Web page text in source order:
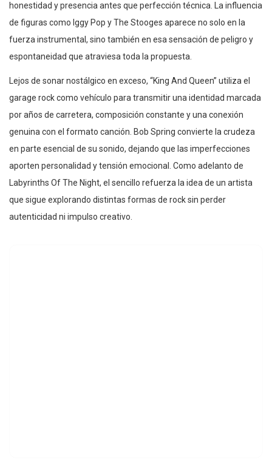
honestidad y presencia antes que perfección técnica. La influencia
de figuras como Iggy Pop y The Stooges aparece no solo en la
fuerza instrumental, sino también en esa sensación de peligro y
espontaneidad que atraviesa toda la propuesta.
Lejos de sonar nostálgico en exceso, “King And Queen” utiliza el
garage rock como vehículo para transmitir una identidad marcada
por años de carretera, composición constante y una conexión
genuina con el formato canción. Bob Spring convierte la crudeza
en parte esencial de su sonido, dejando que las imperfecciones
aporten personalidad y tensión emocional. Como adelanto de
Labyrinths Of The Night, el sencillo refuerza la idea de un artista
que sigue explorando distintas formas de rock sin perder
autenticidad ni impulso creativo.